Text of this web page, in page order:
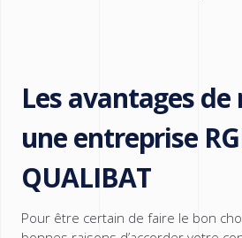
Les avantages
une entreprise
QUALIBAT
Pour être certain de faire le bon